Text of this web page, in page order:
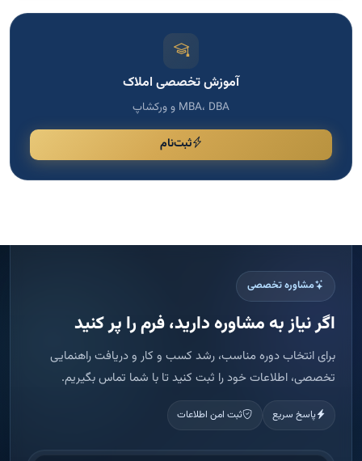
آموزش تخصصی املاک
MBA، DBA و ورکشاپ
ثبت‌نام
مشاوره تخصصی
اگر نیاز به مشاوره دارید، فرم را پر کنید
برای انتخاب دوره مناسب، رشد کسب و کار و دریافت راهنمایی
تخصصی، اطلاعات خود را ثبت کنید تا با شما تماس بگیریم.
پاسخ سریع ثبت امن اطلاعات